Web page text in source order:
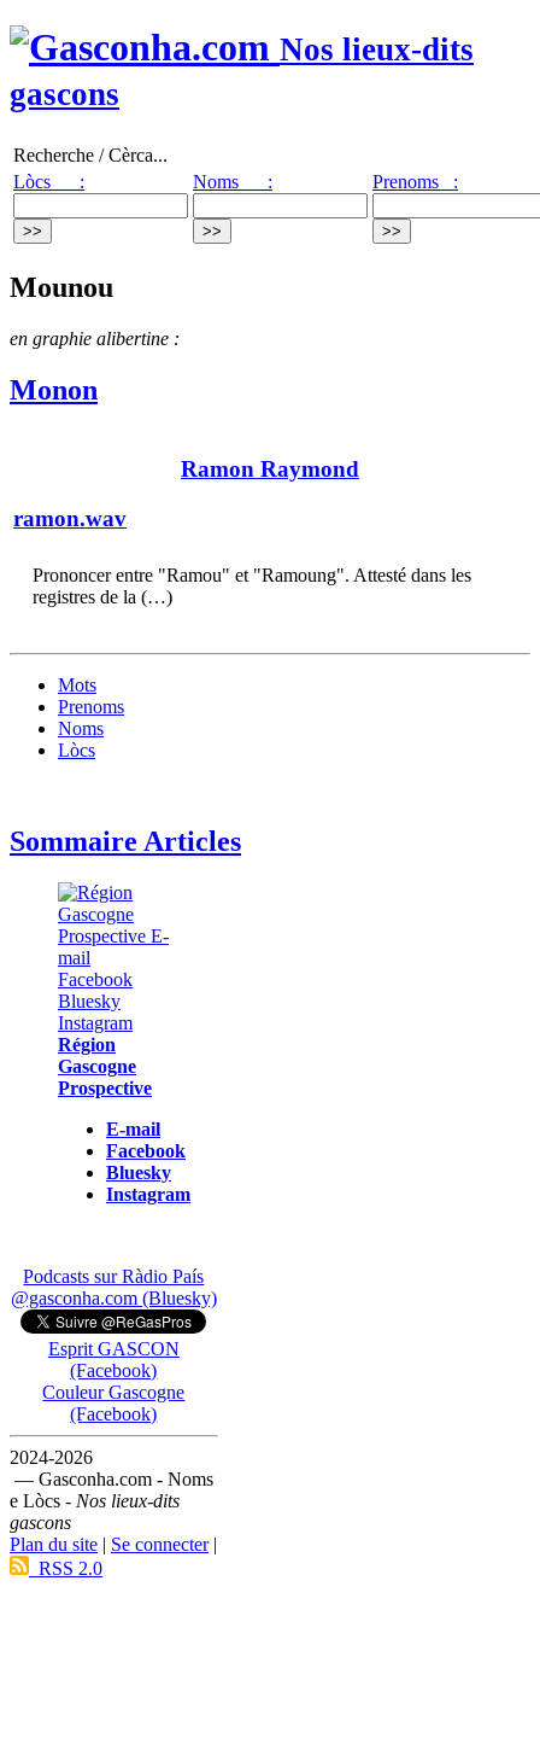
Nos lieux-dits
gascons
Recherche / Cèrca...
Lòcs :
Noms : Prenoms :
Mounou
en graphie alibertine :
Monon
Ramon Raymond
ramon.wav
Prononcer entre "Ramou" et "Ramoung". Attesté dans les
registres de la (…)
Mots
Prenoms
Noms
Lòcs
Sommaire Articles
Région
Gascogne
Prospective
E-mail
Facebook
Bluesky
Instagram
Podcasts sur Ràdio País
@gasconha.com (Bluesky)
Esprit GASCON
(Facebook)
Couleur Gascogne
(Facebook)
2024-2026
— Gasconha.com - Noms
e Lòcs - Nos lieux-dits
gascons
Plan du site | Se connecter|
RSS 2.0